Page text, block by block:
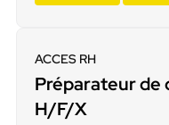
ACCES RH
Préparateur de
H/F/X